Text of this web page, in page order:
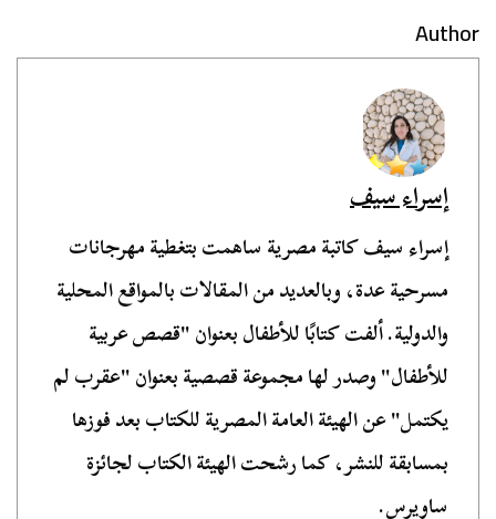
Author
إسراء سيف
إسراء سيف كاتبة مصرية ساهمت بتغطية مهرجانات
مسرحية عدة، وبالعديد من المقالات بالمواقع المحلية
والدولية. ألفت كتابًا للأطفال بعنوان "قصص عربية
للأطفال" وصدر لها مجموعة قصصية بعنوان "عقرب لم
يكتمل" عن الهيئة العامة المصرية للكتاب بعد فوزها
بمسابقة للنشر، كما رشحت الهيئة الكتاب لجائزة
ساويرس.